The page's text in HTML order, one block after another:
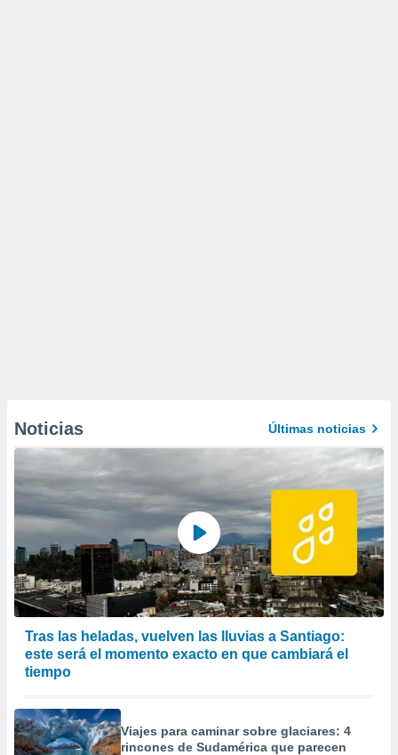
Noticias Últimas noticias
Tras las heladas, vuelven las lluvias a Santiago:
este será el momento exacto en que cambiará el
tiempo
Viajes para caminar sobre glaciares: 4
rincones de Sudamérica que parecen